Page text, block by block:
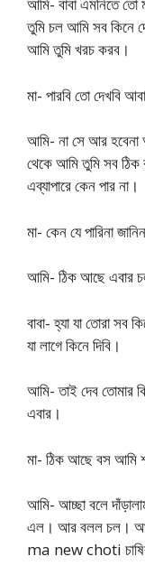
আমি- বাবা এমনিতে তো
তুমি চল আমি সব কিনে
আমি তুমি খরচ করব।
মা- পারবি তো দেখবি
আমি- না সে আর হবেনা
থেকে আমি তুমি সব
এব্যাপারে কেন পার না।
মা- কেন যে পারিনা
আমি- ঠিক আছে এবার
বাবা- হ্যা যা তোরা সব
যা লাগে কিনে দিবি।
আমি- তাই দেব তোমার
এবার।
মা- ঠিক আছে বস
আমি- আচ্ছা বলে
এল। আর বলল চল।
ma new choti চাষির